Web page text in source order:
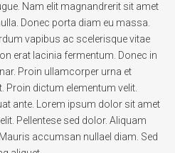
Nam elit magnandrerit sit amet
Donec porta diam eu massa.
vapibus ac scelerisque vitae
erat lacinia fermentum. Donec in
Proin ullamcorper urna et
Proin dictum elementum velit.
ante. Lorem ipsum dolor sit amet
Pellentese sed dolor. Aliquam
accumsan nullael diam. Sed